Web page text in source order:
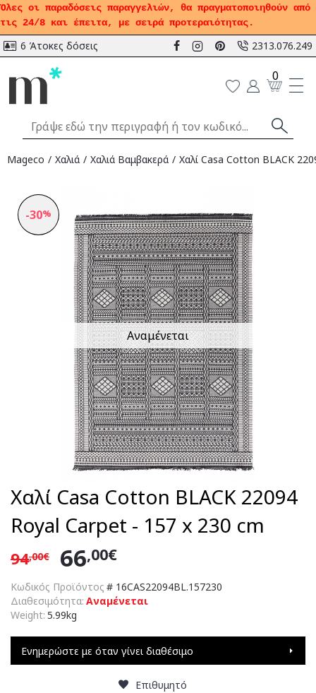
Όλες οι παραδόσεις παραγγελιών, θα πραγματοποιηθούν από
τις 24/8 και έπειτα, με σειρά προτεραιότητας.
6 Άτοκες δόσεις 2313.076.249
0
Mageco Χαλιά Χαλιά Bαμβακερά Χαλί Casa Cotton BLACK
-30%
Αναμένεται
Χαλί Casa Cotton BLACK 22094
Royal Carpet - 157 x 230 cm
Κωδικός Προϊόντος # 16CAS22094BL.157230
Διαθεσιμότητα: Αναμένεται
Weight: 5.99kg
66,00€
94,00€
Ενημερώστε με όταν γίνει διαθέσιμο
Επιθυμητό